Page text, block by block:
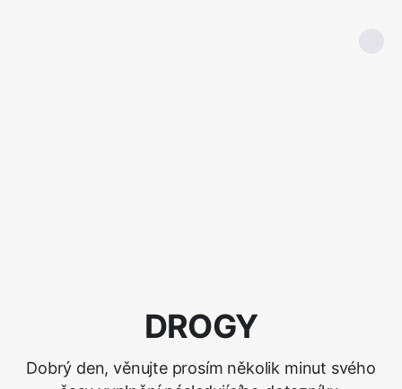
DROGY
Dobrý den, věnujte prosím několik minut svého